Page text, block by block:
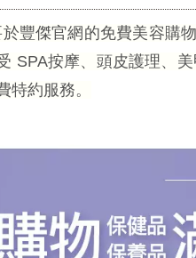
豐傑官網的免費美容購
SPA按摩、頭皮護理、
約服務。